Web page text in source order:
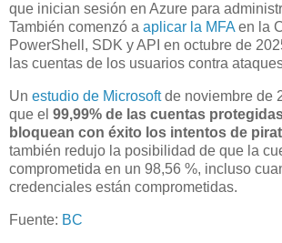
que inician sesión en Azure para
También comenzó a aplicar la MFA en la
PowerShell, SDK y API en octubre de
las cuentas de los usuarios contra
Un estudio de Microsoftde noviembre de
que el 99,99% de las cuentas
bloquean con éxito los intentos de
también redujo la posibilidad de que la
comprometida en un 98,56 %, incluso
credenciales están comprometidas.
Fuente: BC